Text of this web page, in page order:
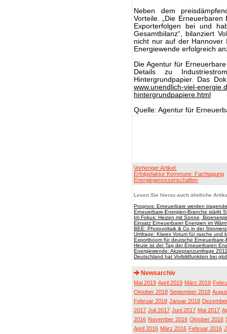
Neben dem
Vorteile. „Die
Exporterfolgen bei und
Gesamtbilanz“, bilanziert
nicht nur auf der Hannover
Energiewende erfolgreich
Die Agentur für
Details zu
Hintergrundpapier. Das
www.unendlich-viel-
hintergrundpapiere.html
Quelle: Agentur für
Vorheriger Artikel:
Erfolgsfaktor Kommune: Fachtagung
Energiegenossenschaften
Lesen Sie hierzu auch ähnliche
Prognos: Erneuerbare werden
Erneuerbare-Energien-Branche stärkt
Im Fokus: Heizen mit Sonne,
Einsatz Erneuerbarer Energien im
BEE: Photovoltaik & Co in der
Umfrage: Klares Votum für rasche und
Exportboom für deutsche
Heute ist der Tag der Erneuerbaren
Energiewende: Akzeptanzumfrage
Deutschland hat Vorbildfunktion bei
Newsarchiv
Mai 2019 April 2019 März 2019
Oktober 2018 September 2018
Februar 2018 Januar 2018
2017 Juli 2017 Juni 2017 Mai 2017
2016 November 2016 Oktober 2016
April 2016 März 2016 Februar 2016